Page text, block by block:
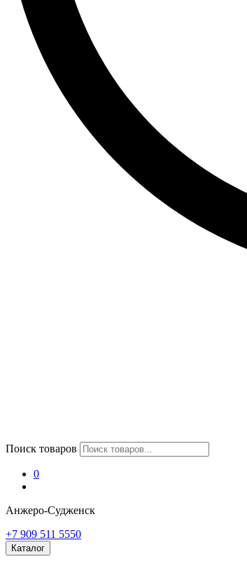
Поиск товаров
0
Анжеро-Судженск
+7 909 511 5550
Каталог